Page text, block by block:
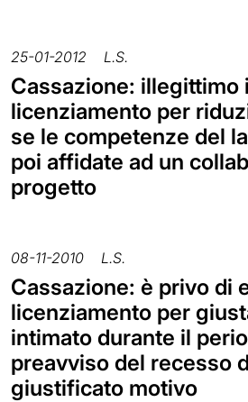
25-01-2012 L.S.
Cassazione: illegittimo
licenziamento per
se le competenze del
poi affidate ad un
progetto
08-11-2010 L.S.
Cassazione: è privo di
licenziamento per
intimato durante il
preavviso del recesso
giustificato motivo